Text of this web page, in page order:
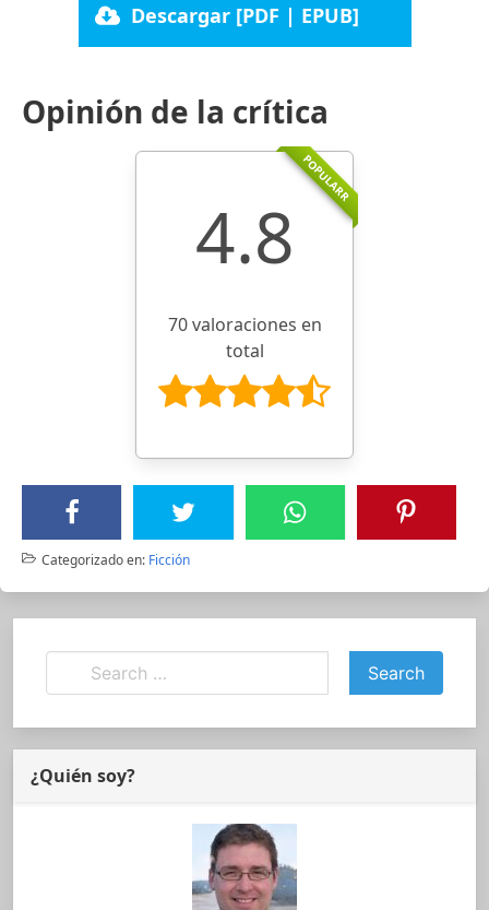
Descargar [PDF | EPUB]
Opinión de la crítica
POPULARR
4.8
70 valoraciones en
total
Categorizado en: Ficción
¿Quién soy?